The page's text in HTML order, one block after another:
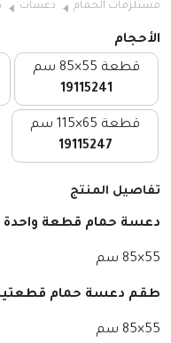
مستلزمات الحمام دعسات
الأحجام
قطعة 55×85 سم
19115241
قطعة 65×115 سم
19115247
تفاصيل المنتج
دعسة حمام قطعة واحدة
55×85 سم
طقم دعسة حمام
55×85 سم